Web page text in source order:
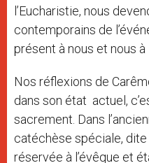
l’Eucharistie, nous
contemporains de
présent à nous et nous à
Nos réflexions de
dans son état actuel,
sacrement. Dans
catéchèse spéciale,
réservée à l’évêque et